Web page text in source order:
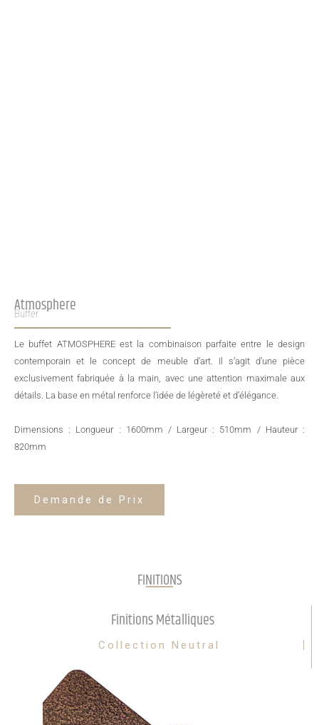
Atmosphere
Buffer
Le buffet ATMOSPHERE est la combinaison parfaite entre le design
contemporain et le concept de meuble d’art. Il s’agit d’une pièce
exclusivement fabriquée à la main, avec une attention maximale aux
détails. La base en métal renforce l’idée de légèreté et d’élégance.
Dimensions : Longueur : 1600mm / Largeur : 510mm / Hauteur :
820mm
Demande de Prix
FINITIONS
Finitions Métalliques
Collection Neutral